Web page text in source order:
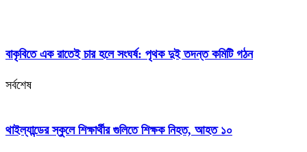
বাকৃবিতে এক রাতেই চার হলে সংঘর্ষ: পৃথক দুই তদন্ত কমিটি গঠন
সর্বশেষ
থাইল্যান্ডের স্কুলে শিক্ষার্থীর গুলিতে শিক্ষক নিহত, আহত ১০